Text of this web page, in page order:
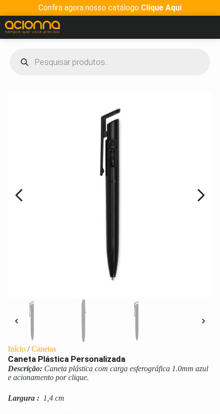
Confira agora nosso catálogo Clique Aqui
Início /Canetas
Caneta Plástica Personalizada
Descrição: Caneta plástica com carga esferográfica 1.0mm azul
e acionamento por clique.
Largura : 1,4 cm